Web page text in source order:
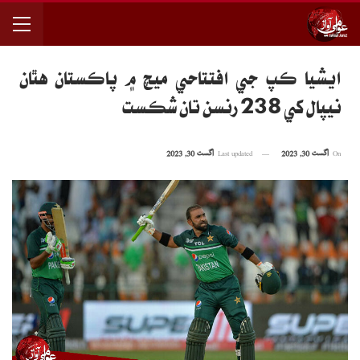
ايشيا ڪپ جي افتتاحي ميچ ۾ پاڪستان هٿان
نيپال کي 238 رنسن تان شڪست
اگست 30, 2023 اگست 30, 2023